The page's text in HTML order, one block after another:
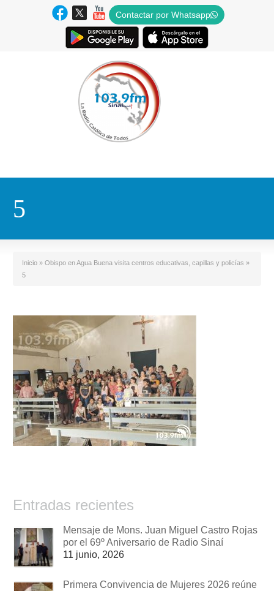
Contactar por Whatsapp
5
Inicio » Obispo en Agua Buena visita centros educativas, capillas y policías »
5
Entradas recientes
Mensaje de Mons. Juan Miguel Castro Rojas
por el 69º Aniversario de Radio Sinaí
11 junio, 2026
Primera Convivencia de Mujeres 2026 reúne